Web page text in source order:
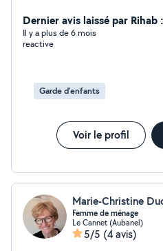
âges. Je suis auxiliaire de puériculture je pourrais
répondre aux besoins de
divers activités adaptés à leur
Dernier avis laissé par Rihab
Il y a plus de 6 mois
reactive
Garde d'enfants
Voir le profil
Marie-Christine
Femme de ménage
Le Cannet (Aubanel)
5/5 (4 avis)